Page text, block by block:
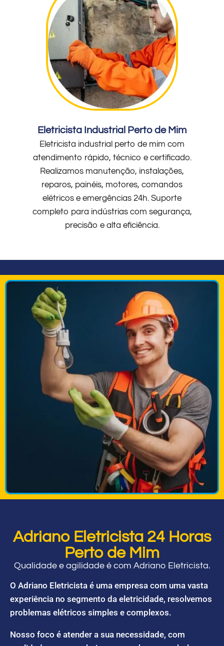
Eletricista Industrial Perto de Mim
Eletricista industrial perto de mim com
atendimento rápido, técnico e certificado.
Realizamos manutenção, instalações,
reparos, painéis, motores, comandos
elétricos e emergências 24h. Suporte
completo para indústrias com segurança,
precisão e alta eficiência.
Adriano Eletricista 24 Horas
Perto de Mim
Qualidade e agilidade é com Adriano Eletricista.
O Adriano Eletricista é uma empresa com uma vasta
experiência no segmento da eletricidade, resolvemos
problemas elétricos simples e complexos.
Nosso foco é atender a sua necessidade, com